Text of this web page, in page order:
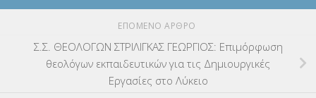
ΕΠΌΜΕΝΟ ΆΡΘΡΟ
Σ.Σ. ΘΕΟΛΟΓΩΝ ΣΤΡΙΛΙΓΚΑΣ ΓΕΩΡΓΙΟΣ: Επιμόρφωση
θεολόγων εκπαιδευτικών για τις Δημιουργικές
Εργασίες στο Λύκειο